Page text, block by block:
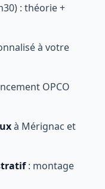
: théorie +
à votre
OPCO
à Mérignac et
: montage